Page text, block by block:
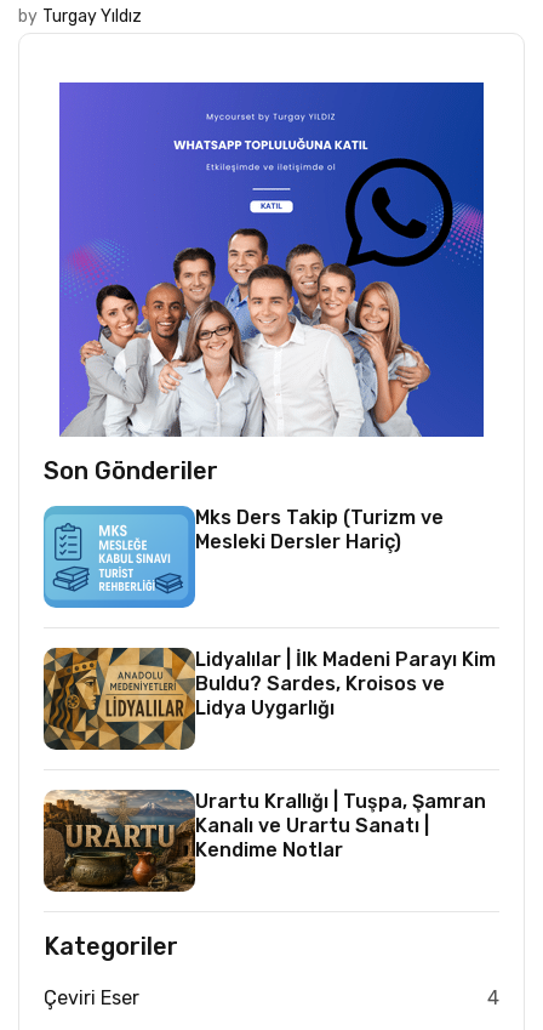
by Turgay Yıldız
Son Gönderiler
Mks Ders Takip (Turizm ve
Mesleki Dersler Hariç)
Lidyalılar | İlk Madeni Parayı Kim
Buldu? Sardes, Kroisos ve
Lidya Uygarlığı
Urartu Krallığı | Tuşpa, Şamran
Kanalı ve Urartu Sanatı |
Kendime Notlar
Kategoriler
Çeviri Eser 4